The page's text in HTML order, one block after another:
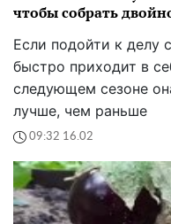
чтобы собрать
Если подойти к делу
быстро приходит в
следующем сезоне
лучше, чем раньше
09:32 16.02